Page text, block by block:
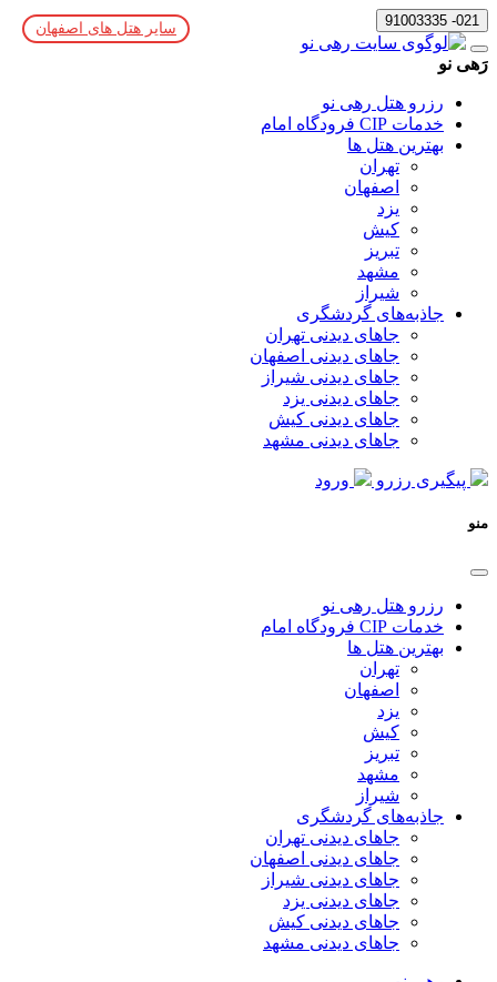
021- 91003335
رَهی نو
رزرو هتل رهی نو
خدمات CIP فرودگاه امام
بهترین هتل ها
تهران
اصفهان
یزد
کیش
تبریز
مشهد
شیراز
جاذبه‌های گردشگری
جاهای دیدنی تهران
جاهای دیدنی اصفهان
جاهای دیدنی شیراز
جاهای دیدنی یزد
جاهای دیدنی کیش
جاهای دیدنی مشهد
پیگیری رزرو ورود
منو
رزرو هتل رهی نو
خدمات CIP فرودگاه امام
بهترین هتل ها
تهران
اصفهان
یزد
کیش
تبریز
مشهد
شیراز
جاذبه‌های گردشگری
جاهای دیدنی تهران
جاهای دیدنی اصفهان
جاهای دیدنی شیراز
جاهای دیدنی یزد
جاهای دیدنی کیش
جاهای دیدنی مشهد
سایر هتل های اصفهان